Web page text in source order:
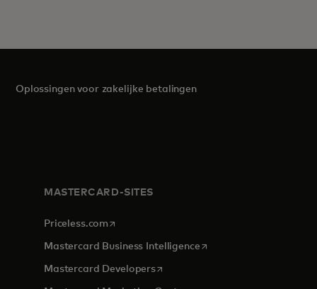
Oplossingen voor zakelijke betalingen
MASTERCARD-SITES
Priceless.com opens in a new tab
Mastercard Business Intelligenceopens in a new tab
Mastercard Developersopens in a new tab